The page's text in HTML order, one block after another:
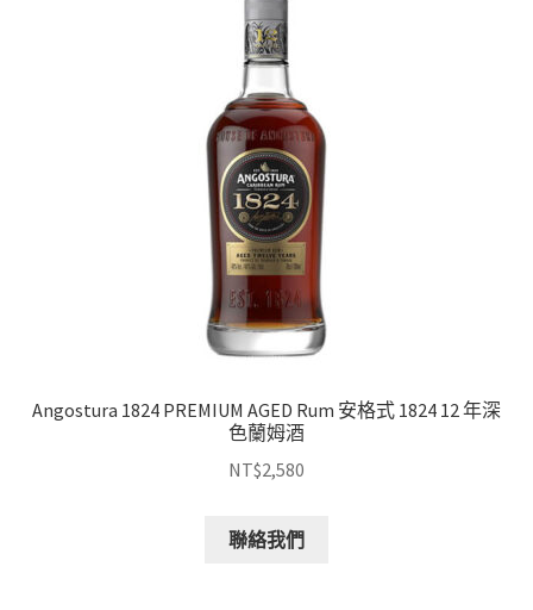
Angostura 1824 PREMIUM AGED Rum 安格式 1824 12 年深
色蘭姆酒
NT$2,580
聯絡我們